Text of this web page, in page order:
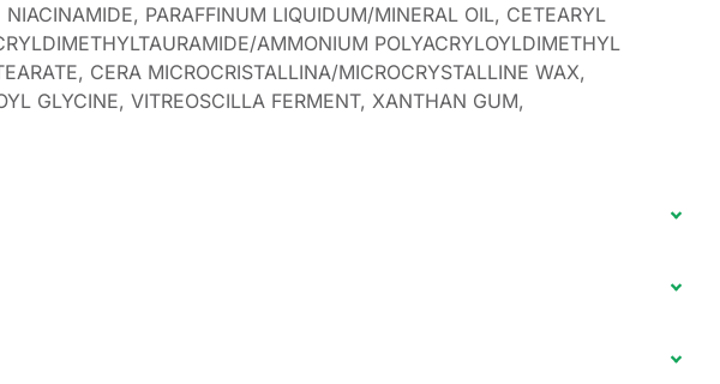
PARAFFINUM LIQUIDUM/MINERAL OIL, CETEARYL
AMMONIUM POLYACRYLOYLDIMETHYL
CERA MICROCRISTALLINA/MICROCRYSTALLINE WAX,
GLYCINE, VITREOSCILLA FERMENT, XANTHAN GUM,